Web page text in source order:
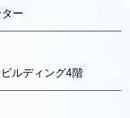
ー
ルディング4階